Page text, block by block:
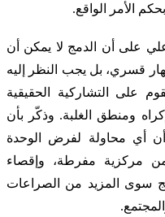
الأمر الواقع.
على أن الدمج لا يمكن أن
قسري، بل يجب النظر إليه
على التشاركية الحقيقية
ومنطق الغلبة. وذكّر بأن
أن أي محاولة لفرض الوحدة
من مركزية مفرطة، وإقصاء
سوى المزيد من الصراعات